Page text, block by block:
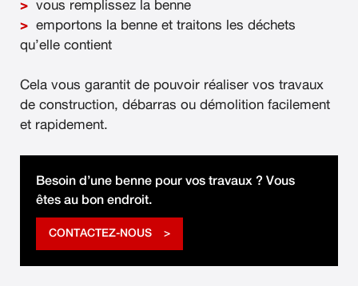
vous remplissez la benne
emportons la benne et traitons les déchets
qu’elle contient
Cela vous garantit de pouvoir réaliser vos travaux
de construction, débarras ou démolition facilement
et rapidement.
Besoin d’une benne pour vos travaux ? Vous
êtes au bon endroit.
CONTACTEZ-NOUS